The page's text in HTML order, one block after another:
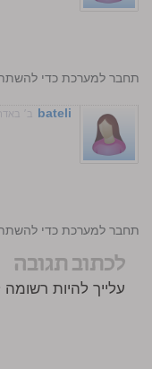
התחבר למערכת כדי
bateli ב׳ באדר
התחבר למערכת כדי
לכתוב תגובה
עלייך להיות